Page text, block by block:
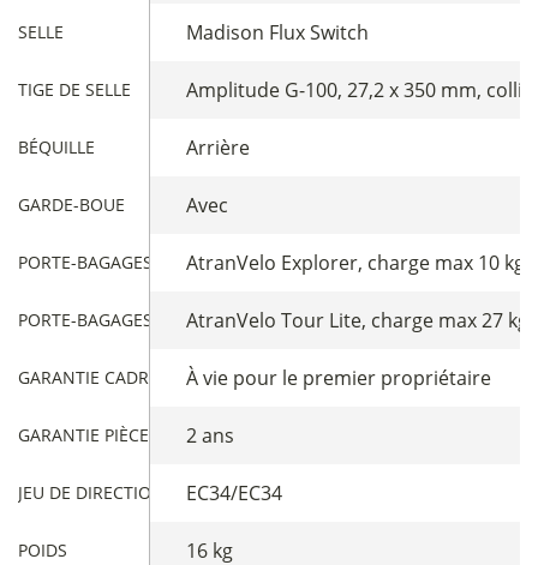
SELLE Madison Flux Switch
TIGE DE SELLE Amplitude G-100, 27,2 x 350 mm,
BÉQUILLE Arrière
GARDE-BOUE Avec
PORTE-BAGAGES AVANTAtranVelo Explorer, charge max 10 kg
PORTE-BAGAGES ARRIÈREAtranVelo Tour Lite, charge max 27 kg
GARANTIE CADRE À vie pour le premier propriétaire
GARANTIE PIÈCES 2 ans
JEU DE DIRECTION EC34/EC34
POIDS 16 kg